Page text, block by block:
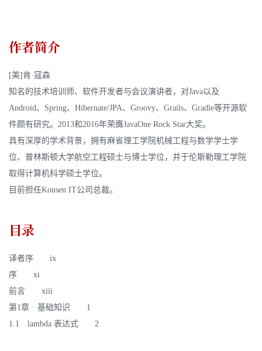
作者简介
[美]肯·寇森
知名的技术培训师、软件开发者与会议演讲者，对Java以及
Android、Spring、Hibernate/JPA、Groovy、Grails、Gradle等开源软
件颇有研究。2013和2016年荣膺JavaOne Rock Star大奖。
具有深厚的学术背景，拥有麻省理工学院机械工程与数学学士学
位、普林斯顿大学航空工程硕士与博士学位，并于伦斯勒理工学院
取得计算机科学硕士学位。
目前担任Kousen IT公司总裁。
目录
译者序 ix
序 xi
前言 xiii
第1章 基础知识 1
1.1 lambda 表达式 2